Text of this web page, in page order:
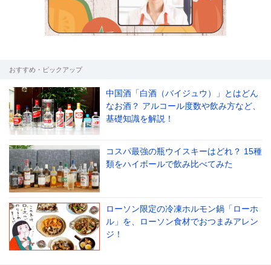
おすすめ・ピックアップ
中国酒「白酒（バイジュウ）」とはどん
なお酒？ アルコール度数や飲み方など、
基礎知識を解説！
コスパ最強の瓶ウイスキーはどれ？ 15種
類をハイボールで飲み比べてみた
ローソン限定の冷凍ホルモン鍋「ローホ
ル」を、ローソン食材でおつまみアレン
ジ！